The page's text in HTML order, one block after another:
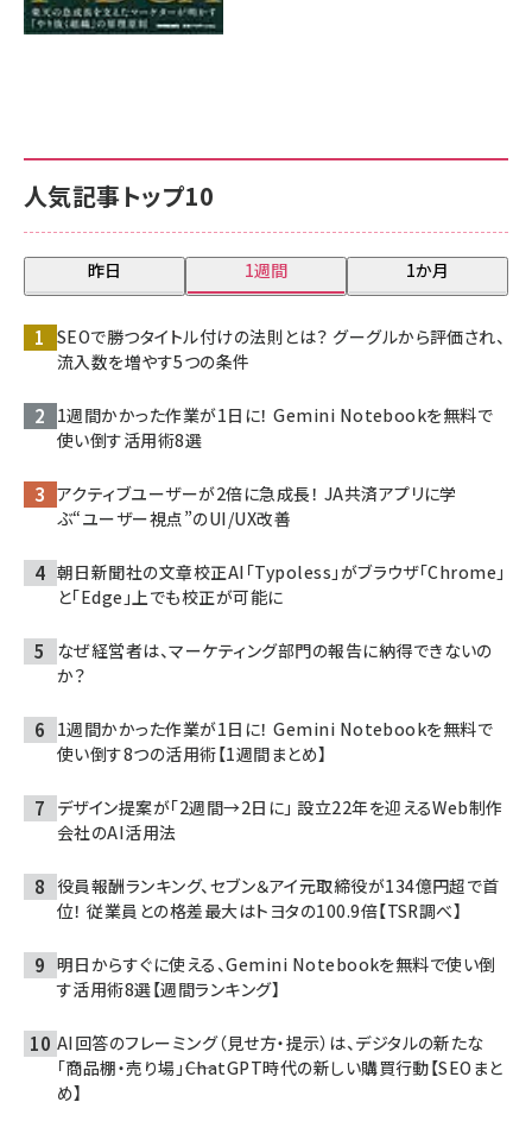
人気記事トップ10
昨日 1週間 1か月
SEOで勝つタイトル付けの法則とは？ グーグルから評価され、
流入数を増やす5つの条件
1週間かかった作業が1日に！ Gemini Notebookを無料で
使い倒す活用術8選
アクティブユーザーが2倍に急成長！ JA共済アプリに学
ぶ“ユーザー視点”のUI/UX改善
朝日新聞社の文章校正AI「Typoless」がブラウザ「Chrome」
と「Edge」上でも校正が可能に
なぜ経営者は、マーケティング部門の報告に納得できないの
か？
1週間かかった作業が1日に！ Gemini Notebookを無料で
使い倒す8つの活用術【1週間まとめ】
デザイン提案が「2週間→2日に」 設立22年を迎えるWeb制作
会社のAI活用法
役員報酬ランキング、セブン＆アイ元取締役が134億円超で首
位！ 従業員との格差最大はトヨタの100.9倍【TSR調べ】
明日からすぐに使える、Gemini Notebookを無料で使い倒
す活用術8選【週間ランキング】
AI回答のフレーミング（見せ方・提示）は、デジタルの新たな
「商品棚・売り場」――ChatGPT時代の新しい購買行動【SEOまと
め】